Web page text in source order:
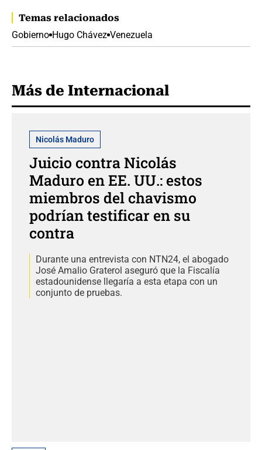
Temas relacionados
Gobierno Hugo Chávez Venezuela
Más de Internacional
Nicolás Maduro
Juicio contra Nicolás
Maduro en EE. UU.: estos
miembros del chavismo
podrían testificar en su
contra
Durante una entrevista con NTN24, el abogado
José Amalio Graterol aseguró que la Fiscalía
estadounidense llegaría a esta etapa con un
conjunto de pruebas.